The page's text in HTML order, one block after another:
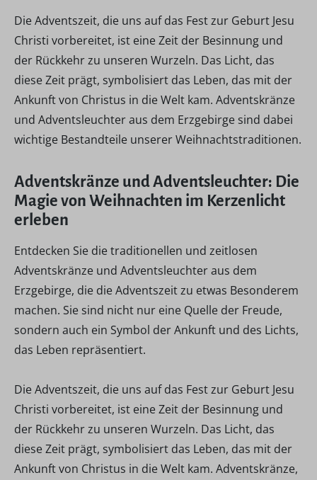
Die Adventszeit, die uns auf das Fest zur Geburt Jesu
Christi vorbereitet, ist eine Zeit der Besinnung und
der Rückkehr zu unseren Wurzeln. Das Licht, das
diese Zeit prägt, symbolisiert das Leben, das mit der
Ankunft von Christus in die Welt kam. Adventskränze
und Adventsleuchter aus dem Erzgebirge sind dabei
wichtige Bestandteile unserer Weihnachtstraditionen.
Adventskränze und Adventsleuchter: Die
Magie von Weihnachten im Kerzenlicht
erleben
Entdecken Sie die traditionellen und zeitlosen
Adventskränze und Adventsleuchter aus dem
Erzgebirge, die die Adventszeit zu etwas Besonderem
machen. Sie sind nicht nur eine Quelle der Freude,
sondern auch ein Symbol der Ankunft und des Lichts,
das Leben repräsentiert.
Die Adventszeit, die uns auf das Fest zur Geburt Jesu
Christi vorbereitet, ist eine Zeit der Besinnung und
der Rückkehr zu unseren Wurzeln. Das Licht, das
diese Zeit prägt, symbolisiert das Leben, das mit der
Ankunft von Christus in die Welt kam. Adventskränze,